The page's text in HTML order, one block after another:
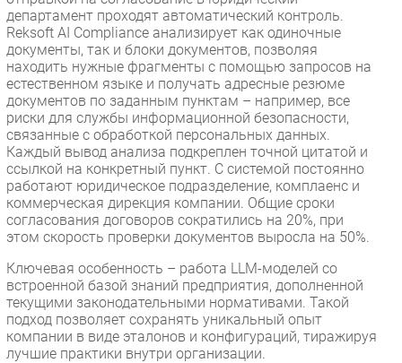
департамент проходят автоматический контроль.
Reksoft AI Compliance анализирует как одиночные
документы, так и блоки документов, позволяя
находить нужные фрагменты с помощью запросов на
естественном языке и получать адресные резюме
документов по заданным пунктам – например, все
риски для службы информационной безопасности,
связанные с обработкой персональных данных.
Каждый вывод анализа подкреплен точной цитатой и
ссылкой на конкретный пункт. С системой постоянно
работают юридическое подразделение, комплаенс и
коммерческая дирекция компании. Общие сроки
согласования договоров сократились на 20%, при
этом скорость проверки документов выросла на 50%.
Ключевая особенность – работа LLM-моделей со
встроенной базой знаний предприятия, дополненной
текущими законодательными нормативами. Такой
подход позволяет сохранять уникальный опыт
компании в виде эталонов и конфигураций, тиражируя
лучшие практики внутри организации.